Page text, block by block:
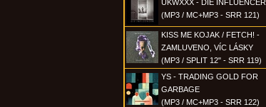
UKWXXX - DIE INFLUENCER
(MP3 / MC+MP3 - SRR 121)
KISS ME KOJAK / FETCH! -
ZAMLUVENO, VÍC LÁSKY
(MP3 / SPLIT 12" - SRR 119)
YS - TRADING GOLD FOR
GARBAGE
(MP3 / MC+MP3 - SRR 122)